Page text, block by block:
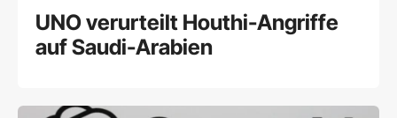
UNO verurteilt Houthi-Angriffe
auf Saudi-Arabien